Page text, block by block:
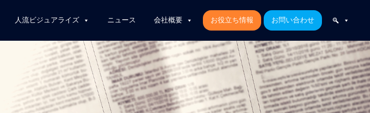
人流ビジュアライズ ニュース 会社概要 お役立ち情報 お問い合わせ